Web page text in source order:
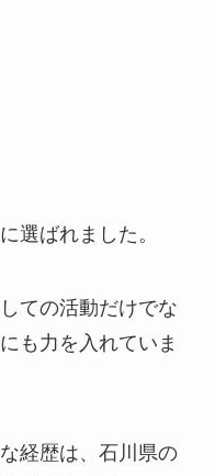
選ばれました。
ての活動だけでな
も力を入れていま
経歴は、石川県の